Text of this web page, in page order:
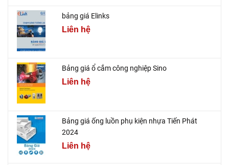
bảng giá Elinks
Liên hệ
Bảng giá ổ cắm công nghiệp Sino
Liên hệ
Bảng giá ống luồn phụ kiện nhựa Tiến Phát
2024
Liên hệ